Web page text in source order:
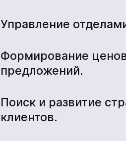
Управление
Формирование
предложений.
Поиск и развитие
клиентов.